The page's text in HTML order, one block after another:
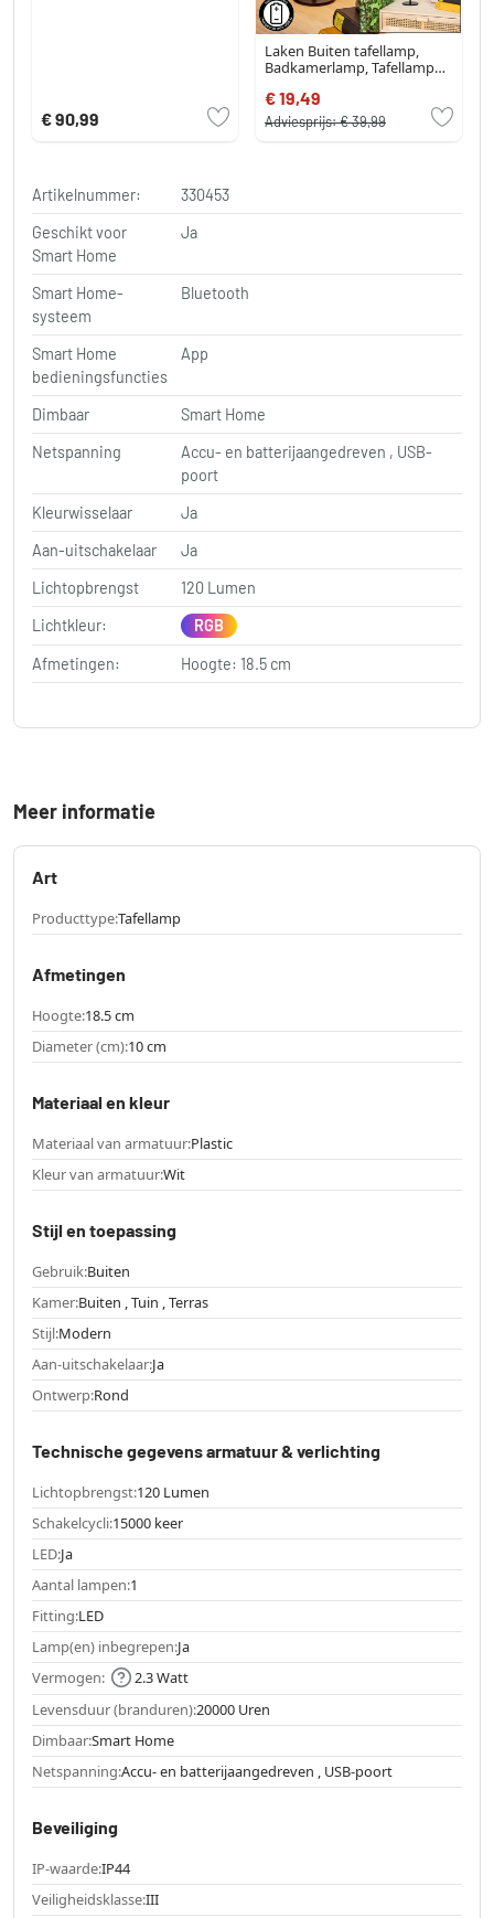
€ 90,99
Laken Buiten tafellamp,
Badkamerlamp, Tafellamp
€ 19,49
Adviesprijs:€ 39,99
Artikelnummer:
330453
Geschikt voor
Smart Home
Ja
Smart Home-
systeem
Bluetooth
Smart Home
bedieningsfuncties
App
Dimbaar
Smart Home
Netspanning
Accu- en batterijaangedreven , USB-
poort
Kleurwisselaar
Ja
Aan-uitschakelaar
Ja
Lichtopbrengst
120 Lumen
Lichtkleur:
RGB
Afmetingen: Hoogte: 18.5 cm
Meer informatie
Art
Producttype:Tafellamp
Afmetingen
Hoogte:18.5 cm
Diameter (cm):10 cm
Materiaal en kleur
Materiaal van armatuur:Plastic
Kleur van armatuur:Wit
Stijl en toepassing
Gebruik:Buiten
Kamer:Buiten , Tuin , Terras
Stijl:Modern
Aan-uitschakelaar:Ja
Ontwerp:Rond
Technische gegevens armatuur & verlichting
Lichtopbrengst:120 Lumen
Schakelcycli:15000 keer
LED:Ja
Aantal lampen:1
Fitting:LED
Lamp(en) inbegrepen:Ja
Vermogen:
2.3 Watt
Levensduur (branduren):20000 Uren
Dimbaar:Smart Home
Netspanning:Accu- en batterijaangedreven , USB-poort
Beveiliging
IP-waarde:IP44
Veiligheidsklasse:III